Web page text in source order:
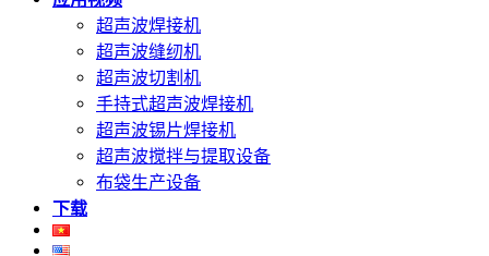
超声波焊接机
超声波缝纫机
超声波切割机
手持式超声波焊接机
超声波锡片焊接机
超声波搅拌与提取设备
布袋生产设备
下载